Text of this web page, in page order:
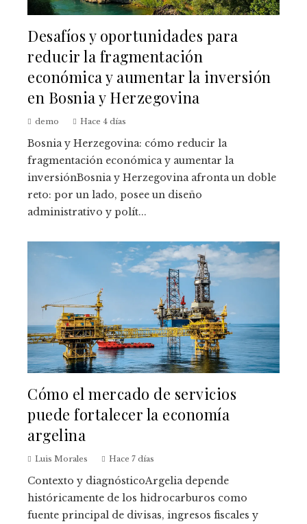
Desafíos y oportunidades para
reducir la fragmentación
económica y aumentar la inversión
en Bosnia y Herzegovina
demo Hace 4 días
Bosnia y Herzegovina: cómo reducir la
fragmentación económica y aumentar la
inversiónBosnia y Herzegovina afronta un doble
reto: por un lado, posee un diseño
administrativo y polít...
Cómo el mercado de servicios
puede fortalecer la economía
argelina
Luis Morales Hace 7 días
Contexto y diagnósticoArgelia depende
históricamente de los hidrocarburos como
fuente principal de divisas, ingresos fiscales y